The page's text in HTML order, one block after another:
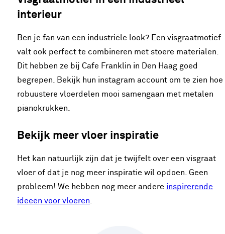
interieur
Ben je fan van een industriële look? Een visgraatmotief
valt ook perfect te combineren met stoere materialen.
Dit hebben ze bij Cafe Franklin in Den Haag goed
begrepen. Bekijk hun instagram account om te zien hoe
robuustere vloerdelen mooi samengaan met metalen
pianokrukken.
Bekijk meer vloer inspiratie
Het kan natuurlijk zijn dat je twijfelt over een visgraat
vloer of dat je nog meer inspiratie wil opdoen. Geen
probleem! We hebben nog meer andere inspirerende
ideeën voor vloeren